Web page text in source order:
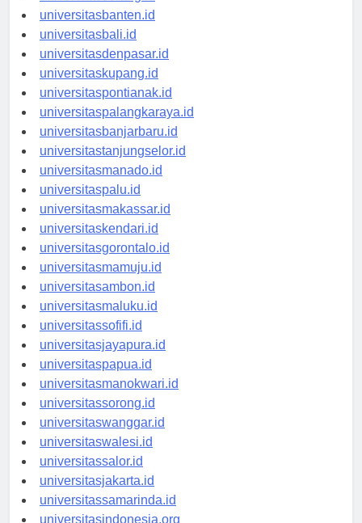
universitasserang.id
universitasbanten.id
universitasbali.id
universitasdenpasar.id
universitaskupang.id
universitaspontianak.id
universitaspalangkaraya.id
universitasbanjarbaru.id
universitastanjungselor.id
universitasmanado.id
universitaspalu.id
universitasmakassar.id
universitaskendari.id
universitasgorontalo.id
universitasmamuju.id
universitasambon.id
universitasmaluku.id
universitassofifi.id
universitasjayapura.id
universitaspapua.id
universitasmanokwari.id
universitassorong.id
universitaswanggar.id
universitaswalesi.id
universitassalor.id
universitasjakarta.id
universitassamarinda.id